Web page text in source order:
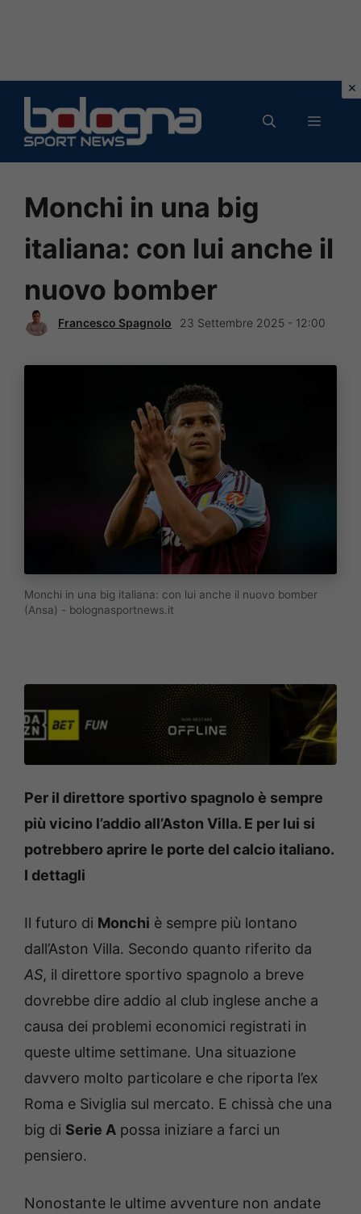
contenuto
MENU
Monchi in una big
italiana: con lui anche il
nuovo bomber
Francesco Spagnolo 23 Settembre 2025 - 12:00
Monchi in una big italiana: con lui anche il nuovo bomber
(Ansa) - bolognasportnews.it
Per il direttore sportivo spagnolo è sempre
più vicino l’addio all’Aston Villa. E per lui si
potrebbero aprire le porte del calcio italiano.
I dettagli
Il futuro di Monchi è sempre più lontano
dall’Aston Villa. Secondo quanto riferito da
AS, il direttore sportivo spagnolo a breve
dovrebbe dire addio al club inglese anche a
causa dei problemi economici registrati in
queste ultime settimane. Una situazione
davvero molto particolare e che riporta l’ex
Roma e Siviglia sul mercato. E chissà che una
big di Serie A possa iniziare a farci un
pensiero.
Nonostante le ultime avventure non andate